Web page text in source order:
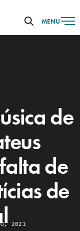
MENU
de
de
de
2021